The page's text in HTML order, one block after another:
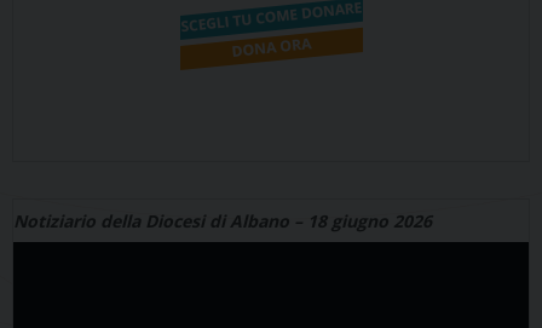
Notiziario della Diocesi di Albano – 18 giugno 2026